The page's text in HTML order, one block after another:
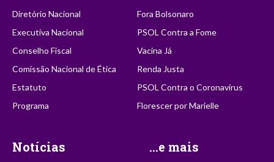
Diretório Nacional
Executiva Nacional
Conselho Fiscal
Comissão Nacional de Ética
Estatuto
Programa
Fora Bolsonaro
PSOL Contra a Fome
Vacina Já
Renda Justa
PSOL Contra o Coronavírus
Florescer por Marielle
Notícias ...e mais